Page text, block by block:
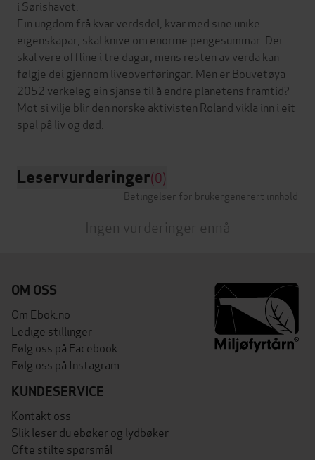
i Sørishavet.
Ein ungdom frå kvar verdsdel, kvar med sine unike
eigenskapar, skal knive om enorme pengesummar. Dei
skal vere offline i tre dagar, mens resten av verda kan
følgje dei gjennom liveoverføringar. Men er Bouvetøya
2052 verkeleg ein sjanse til å endre planetens framtid?
Mot si vilje blir den norske aktivisten Roland vikla inn i eit
Leservurderinger(0)
Betingelser for brukergenerert innhold
Ingen vurderinger ennå
OM OSS
Om Ebok.no
Ledige stillinger
Følg oss på Facebook
Følg oss på Instagram
KUNDESERVICE
Kontakt oss
Slik leser du ebøker og lydbøker
Ofte stilte spørsmål